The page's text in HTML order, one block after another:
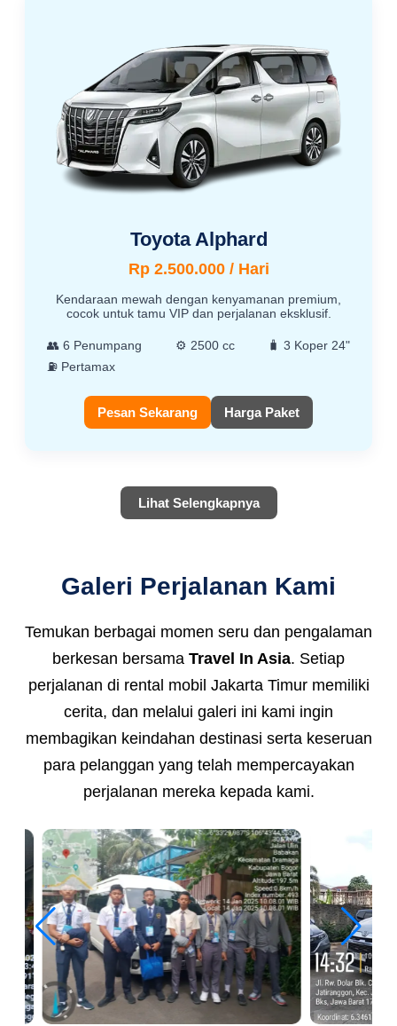
Toyota Alphard
Rp 2.500.000 / Hari
Kendaraan mewah dengan kenyamanan premium,
cocok untuk tamu VIP dan perjalanan eksklusif.
👥 6 Penumpang ⚙️ 2500 cc
🧳 3 Koper 24"
⛽ Pertamax
Pesan Sekarang Harga Paket
Lihat Selengkapnya
Galeri Perjalanan Kami
Temukan berbagai momen seru dan pengalaman
berkesan bersama Travel In Asia. Setiap
perjalanan di rental mobil Jakarta Timur memiliki
cerita, dan melalui galeri ini kami ingin
membagikan keindahan destinasi serta keseruan
para pelanggan yang telah mempercayakan
perjalanan mereka kepada kami.